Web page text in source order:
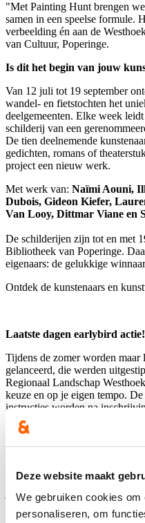
Deze website maakt
We gebruiken cookies
personaliseren, om
"Met Painting Hunt brengen
samen in een speelse formule.
verbeelding én aan de
van Cultuur, Poperinge.
Is dit het begin van jouw
Van 12 juli tot 19 september
wandel- en fietstochten het
deelgemeenten. Elke week
schilderij van een
De tien deelnemende
gedichten, romans of
project een nieuw werk.
Met werk van: Naïmi Aouni,
Dubois, Gideon Kiefer,
Van Looy, Dittmar Viane en
De schilderijen zijn tot en met
Bibliotheek van Poperinge.
eigenaars: de gelukkige
Ontdek de kunstenaars en
Laatste dagen earlybird actie!
Tijdens de zomer worden
gelanceerd, die werden
Regionaal Landschap
keuze en op je eigen tempo.
instructies worden na
smartphone, waardoor de
kunnen worden afgelegd.
Inschrijven kan tot en met 11
juli geldt de standaardprijs van